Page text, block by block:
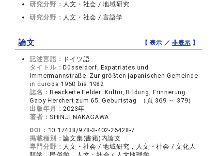
研究分野： 人文・社会 / 地域研究
研究分野： 人文・社会 / 言語学
論文 【 表示 ／非表示 】
記述言語： ドイツ語
タイトル：Düsseldorf, Expatriates und
Immermannstraße. Zur größten japanischen Gemeinde
in Europa 1960 bis 1982
誌名： Beackerte Felder: Kultur, Bildung, Erinnerung.
Gaby Herchert zum 65. Geburtstag （頁 369 ～ 379）
出版年月：2023年
著者： SHINJI NAKAGAWA
DOI： 10.17438/978-3-402-26428-7
掲載種別：論文集(書籍)内論文
専門分野： 人文・社会 / 地域研究，人文・社会 / 文化人